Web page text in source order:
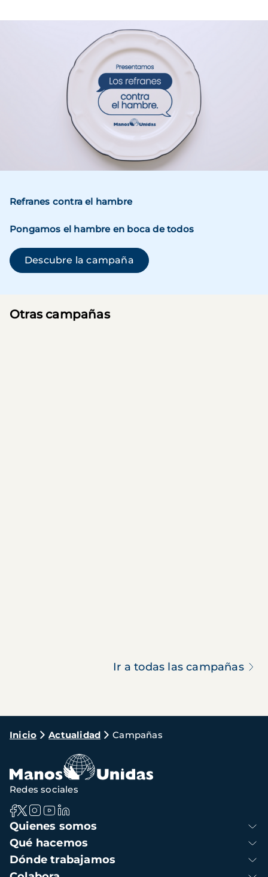
Refranes contra el hambre
Pongamos el hambre en boca de todos
Descubre la campaña(se abre en una ventana
Otras campañas
Ir a todas las campañas
Ruta
navegación
Inicio Actualidad Campañas
Navegación
principal
Quienes somos
Qué hacemos
Dónde trabajamos
Redes sociales